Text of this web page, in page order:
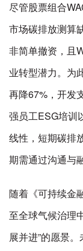
尽管股票组合
市场碳排放测算
非简单撤资，且
业转型潜力。为
再降67%，开发
强员工ESG培训
线性，短期碳排
期需通过沟通与
随着《可持续金
至全球气候治理
展并进”的愿景